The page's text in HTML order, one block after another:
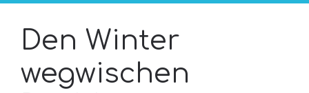
Den Winter
wegwischen